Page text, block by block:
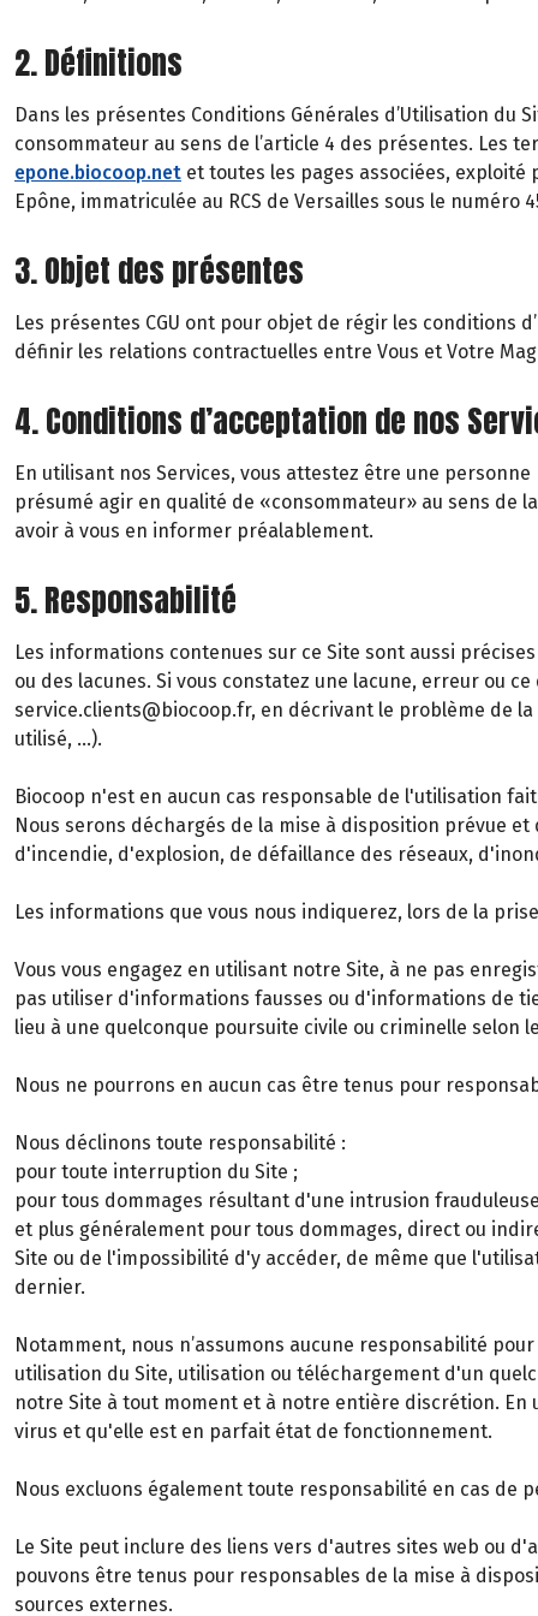
2. Définitions
Dans les présentes Conditions Générales d’Utilisation du
consommateur au sens de l’article 4 des présentes. Les
epone.biocoop.net et toutes les pages associées, exploité
Epône, immatriculée au RCS de Versailles sous le numéro
3. Objet des présentes
Les présentes CGU ont pour objet de régir les conditions
définir les relations contractuelles entre Vous et Votre
4. Conditions d’acceptation de nos
En utilisant nos Services, vous attestez être une
présumé agir en qualité de «consommateur» au sens de
avoir à vous en informer préalablement.
5. Responsabilité
Les informations contenues sur ce Site sont aussi
ou des lacunes. Si vous constatez une lacune, erreur ou
service.clients@biocoop.fr, en décrivant le problème de
utilisé, …).
Biocoop n'est en aucun cas responsable de l'utilisation
Nous serons déchargés de la mise à disposition prévue
d'incendie, d'explosion, de défaillance des réseaux,
Les informations que vous nous indiquerez, lors de la
Vous vous engagez en utilisant notre Site, à ne pas
pas utiliser d'informations fausses ou d'informations de
lieu à une quelconque poursuite civile ou criminelle
Nous ne pourrons en aucun cas être tenus pour
Nous déclinons toute responsabilité :
pour toute interruption du Site ;
pour tous dommages résultant d'une intrusion
et plus généralement pour tous dommages, direct ou
Site ou de l'impossibilité d'y accéder, de même que
dernier.
Notamment, nous n’assumons aucune responsabilité
utilisation du Site, utilisation ou téléchargement d'un
notre Site à tout moment et à notre entière discrétion.
virus et qu'elle est en parfait état de fonctionnement.
Nous excluons également toute responsabilité en cas
Le Site peut inclure des liens vers d'autres sites web ou
pouvons être tenus pour responsables de la mise à
sources externes.